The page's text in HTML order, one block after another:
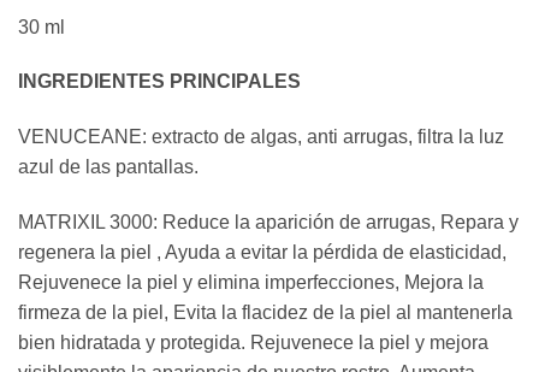
30 ml
INGREDIENTES PRINCIPALES
VENUCEANE: extracto de algas, anti arrugas, filtra la luz
azul de las pantallas.
MATRIXIL 3000: Reduce la aparición de arrugas, Repara y
regenera la piel , Ayuda a evitar la pérdida de elasticidad,
Rejuvenece la piel y elimina imperfecciones, Mejora la
firmeza de la piel, Evita la flacidez de la piel al mantenerla
bien hidratada y protegida. Rejuvenece la piel y mejora